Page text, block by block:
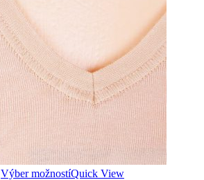
Výber možnostíQuick View